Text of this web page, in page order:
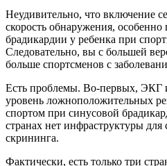
Неудивительно, что включение
скорость обнаружения,
брадикардии у ребенка при
Следовательно, вы с большей
больше спортсменов с
Есть проблемы. Во-первых, ЭКГ
уровень ложноположительных
спортом при синусовой
странах нет инфраструктуры для
скрининга.
Фактически, есть только три